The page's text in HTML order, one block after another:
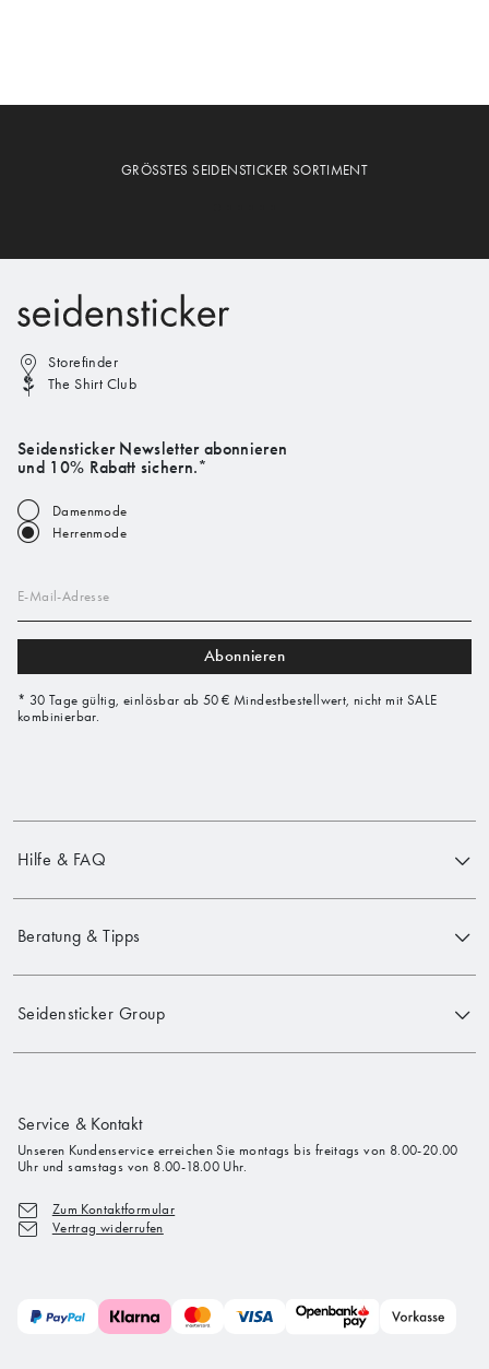
GRÖSSTES SEIDENSTICKER SORTIMENT
Storefinder
The Shirt Club
Seidensticker Newsletter abonnieren
und 10% Rabatt sichern.*
Damenmode
Herrenmode
E-Mail-Adresse
Abonnieren
* 30 Tage gültig, einlösbar ab 50 € Mindestbestellwert, nicht mit SALE
kombinierbar.
Hilfe & FAQ
Beratung & Tipps
Seidensticker Group
Service & Kontakt
Unseren Kundenservice erreichen Sie montags bis freitags von 8.00-20.00
Uhr und samstags von 8.00-18.00 Uhr.
Zum Kontaktformular
Vertrag widerrufen